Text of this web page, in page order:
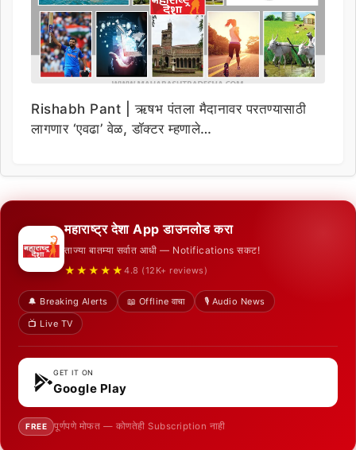
Rishabh Pant | ऋषभ पंतला मैदानावर परतण्यासाठी
लागणार ‘एवढा’ वेळ, डॉक्टर म्हणाले…
महाराष्ट्र देशा App डाउनलोड करा
ताज्या बातम्या सर्वात आधी — Notifications सकट!
★★★★★ 4.8 (12K+ reviews)
🔔 Breaking Alerts 📖 Offline वाचा
🎙️ Audio News
📺 Live TV
GET IT ON
Google Play
FREE पूर्णपणे मोफत — कोणतेही Subscription नाही